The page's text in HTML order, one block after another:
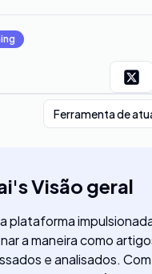
Ferramenta de
'sVisão geral
plataforma
a maneira como
e analisados.